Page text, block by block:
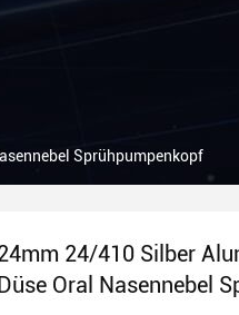
Sprühpumpenkopf
24/410 Silber
Oral Nasennebel